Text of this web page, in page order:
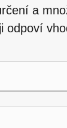
a
odpoví